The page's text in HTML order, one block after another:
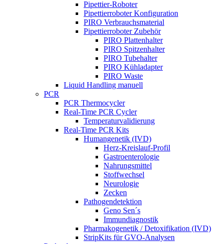
Pipettier-Roboter
Pipettierroboter Konfiguration
PIRO Verbrauchsmaterial
Pipettierroboter Zubehör
PIRO Plattenhalter
PIRO Spitzenhalter
PIRO Tubehalter
PIRO Kühladapter
PIRO Waste
Liquid Handling manuell
PCR
PCR Thermocycler
Real-Time PCR Cycler
Temperaturvalidierung
Real-Time PCR Kits
Humangenetik (IVD)
Herz-Kreislauf-Profil
Gastroenterologie
Nahrungsmittel
Stoffwechsel
Neurologie
Zecken
Pathogendetektion
Geno Sen´s
Immundiagnostik
Pharmakogenetik / Detoxifikation (IVD)
StripKits für GVO-Analysen